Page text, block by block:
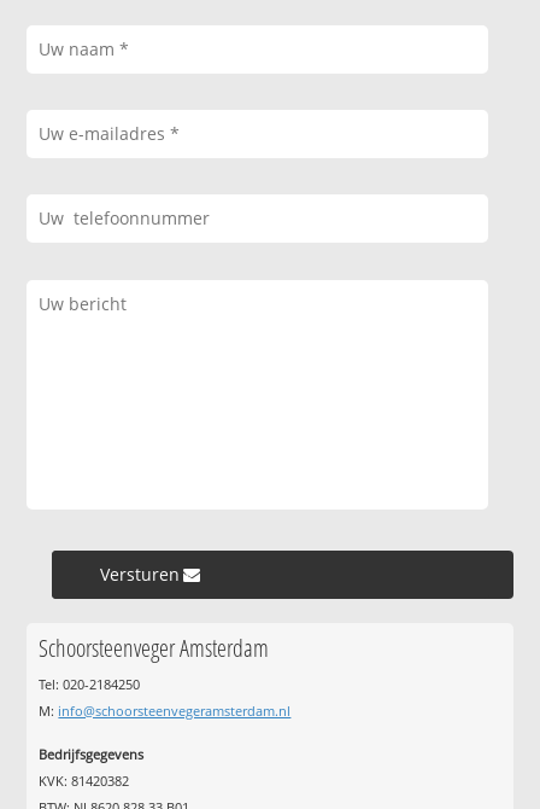
Versturen »
Schoorsteenveger Amsterdam
Tel: 020-2184250
M: info@schoorsteenvegeramsterdam.nl
Bedrijfsgegevens
KVK: 81420382